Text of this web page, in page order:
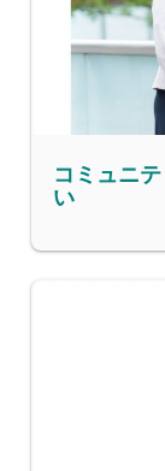
コミュニ
い